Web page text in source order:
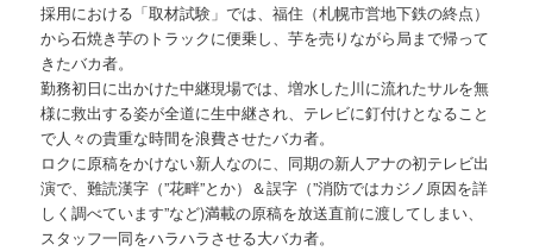
採用における「取材試験」では、福住（札幌市営地下鉄の終点）
から石焼き芋のトラックに便乗し、芋を売りながら局まで帰って
きたバカ者。
勤務初日に出かけた中継現場では、増水した川に流れたサルを無
様に救出する姿が全道に生中継され、テレビに釘付けとなること
で人々の貴重な時間を浪費させたバカ者。
ロクに原稿をかけない新人なのに、同期の新人アナの初テレビ出
演で、難読漢字（”花畔”とか）＆誤字（”消防ではカジノ原因を詳
しく調べています”など)満載の原稿を放送直前に渡してしまい、
スタッフ一同をハラハラさせる大バカ者。